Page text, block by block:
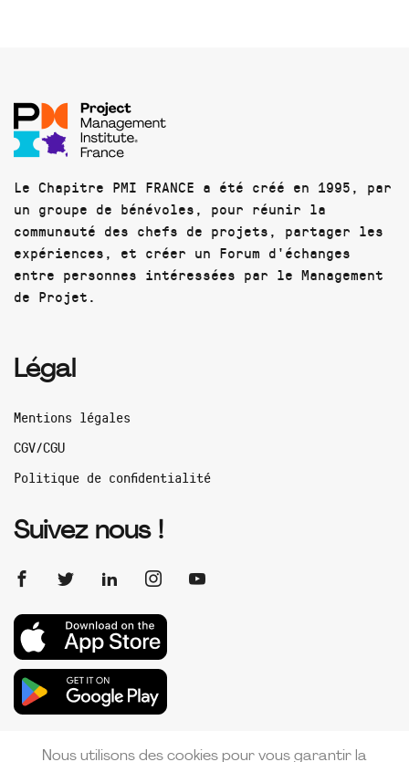
Le Chapitre PMI FRANCE a été créé en 1995, par
un groupe de bénévoles, pour réunir la
communauté des chefs de projets, partager les
expériences, et créer un Forum d'échanges
entre personnes intéressées par le Management
de Projet.
Légal
Mentions légales
CGV/CGU
Politique de confidentialité
Suivez nous !
Nous utilisons des cookies pour vous garantir la